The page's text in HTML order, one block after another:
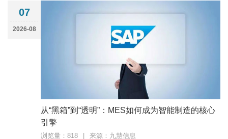
07
2026-08
从“黑箱”到“透明”：MES如何成为智能制造的核心
引擎
浏览量：818 来源：九慧信息